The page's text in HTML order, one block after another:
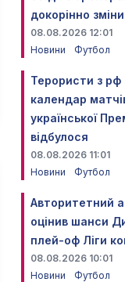
докорінно
08.08.2026 12:01
Новини
Футбол
Терористи з рф
календар
української
відбулося
08.08.2026 11:01
Новини
Футбол
Авторитетний
оцінив шанси
плей-оф Ліги
08.08.2026 10:01
Новини
Футбол